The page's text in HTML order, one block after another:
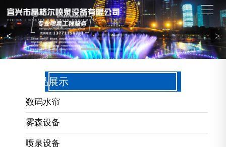
< >
产品展示
数码水帘
雾森设备
喷泉设备